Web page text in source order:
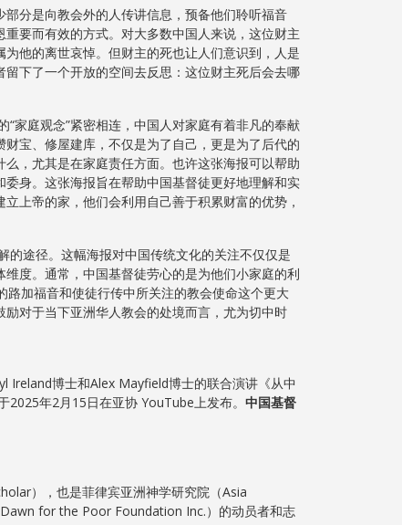
分是向教会外的人传讲信息，预备他们聆听福音
要而有效的方式。对大多数中国人来说，这位财主
他的离世哀悼。但财主的死也让人们意识到，人是
下了一个开放的空间去反思：这位财主死后会去哪
庭观念”紧密相连，中国人对家庭有着非凡的奉献
宝、修屋建库，不仅是为了自己，更是为了后代的
，尤其是在家庭责任方面。也许这张海报可以帮助
身。这张海报旨在帮助中国基督徒更好地理解和实
上帝的家，他们会利用自己善于积累财富的优势，
途径。这幅海报对中国传统文化的关注不仅仅是
度。通常，中国基督徒劳心的是为他们小家庭的利
加福音和使徒行传中所关注的教会使命这个更大
对于当下亚洲华人教会的处境而言，尤为切中时
Ireland博士和Alex Mayfield博士的联合演讲《从中
年2月15日在亚协 YouTube上发布。 中国基督
），也是菲律宾亚洲神学研究院（Asia
for the Poor Foundation Inc.）的动员者和志